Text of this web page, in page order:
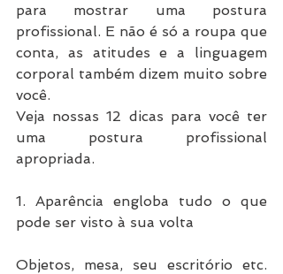
para mostrar uma postura
profissional. E não é só a roupa que
conta, as atitudes e a linguagem
corporal também dizem muito sobre
você.
Veja nossas 12 dicas para você ter
uma postura profissional
apropriada.
1. Aparência engloba tudo o que
pode ser visto à sua volta
Objetos, mesa, seu escritório etc.